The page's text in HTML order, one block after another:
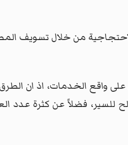
من خلال تسويف
واقع الخدمات، اذ ان
للسير، فضلاً عن كثرة